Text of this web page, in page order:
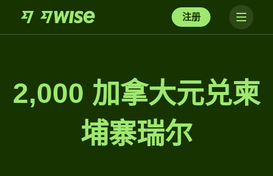
注册
2,000 加拿大元兑柬
埔寨瑞尔